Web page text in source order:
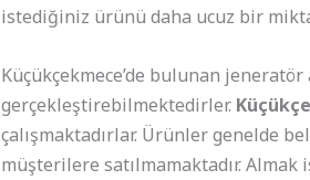
istediğiniz ürünü daha ucuz bir
Küçükçekmece’de bulunan
gerçekleştirebilmektedirler.
çalışmaktadırlar. Ürünler genelde
müşterilere satılmamaktadır.